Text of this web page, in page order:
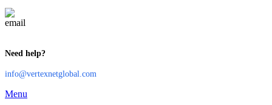
Need help?
info@vertexnetglobal.com
Menu